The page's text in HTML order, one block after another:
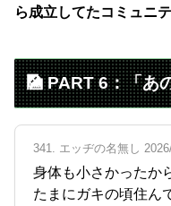
ら成立してたコミュニ
🎑 PART 6：「あ
341. エッヂの名無し
身体も小さかったか
たまにガキの頃住ん